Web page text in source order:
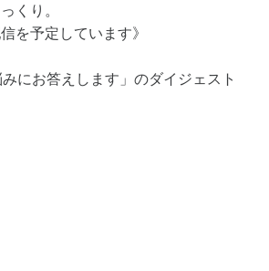
くり。
を予定しています》
みにお答えします」のダイジェスト